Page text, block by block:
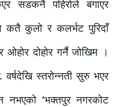
सडकनै पहिरोले बगाएर
कतै कुलो र कलर्भट पुरिदाँ
ओहोर दोहोर गर्नै जोखिम ।
वर्षदेखि स्तरोन्नती सुरु भएर
नभएको ‘भक्तपुर नगरकोट